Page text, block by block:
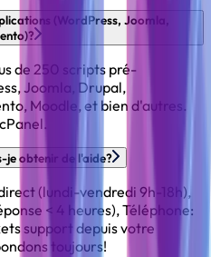
(WordPress, Joomla,
de 250 scripts pré-
Joomla, Drupal,
Moodle, et bien d'autres.
je obtenir de l'aide?
(lundi-vendredi 9h-18h),
< 4 heures), Téléphone:
support depuis votre
toujours!